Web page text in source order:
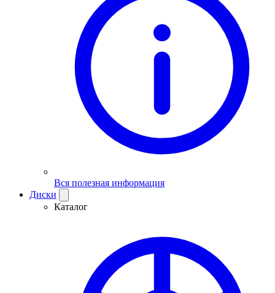
Вся полезная информация
Диски
Каталог